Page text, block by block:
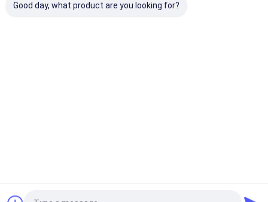
Intelligent Equipment Co., Limited. All Rights Reserved.
Good day, what product are you looking for?